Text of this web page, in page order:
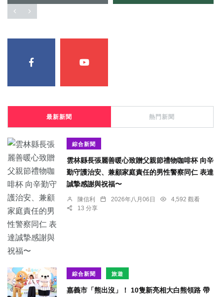
最新新聞 熱門新聞
綜合新聞
雲林縣長張麗善暖心致贈父親節禮物咖啡杯 向辛
勤守護治安、兼顧家庭責任的男性警察同仁 表達
誠摯感謝與祝福〜
陳信利 2026年八月06日
4,592 觀看
13 分享
綜合新聞 旅遊
嘉義市「熊出沒」！ 10隻新亮相大白熊領路 帶